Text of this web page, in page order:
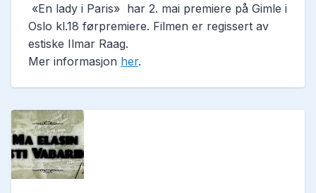
«En lady i Paris» har 2. mai premiere på Gimle i
Oslo kl.18 førpremiere. Filmen er regissert av
estiske Ilmar Raag.
Mer informasjon her.